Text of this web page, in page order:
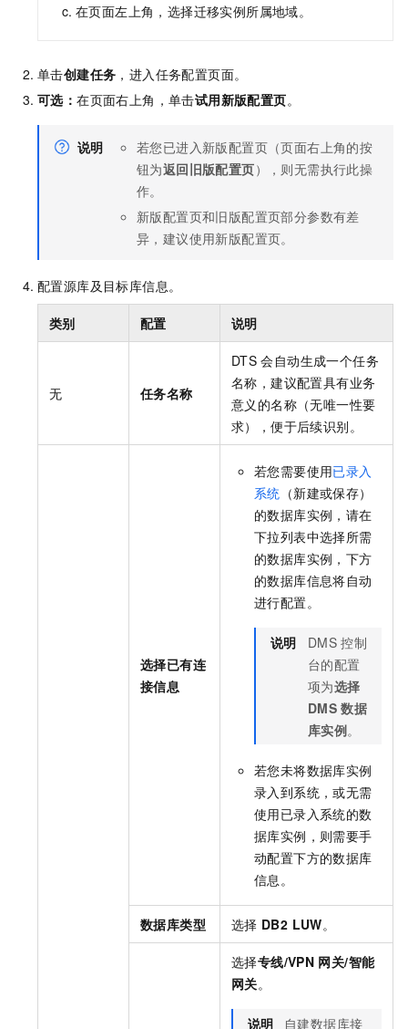
在页面左上角，选择迁移实例所属地域。
单击创建任务 ，进入任务配置页面。
可选：在页面右上角，单击试用新版配置页。
说明
若您已进入新版配置页（页面右上角的按
钮为返回旧版配置页），则无需执行此操
作。
新版配置页和旧版配置页部分参数有差
异，建议使用新版配置页。
配置源库及目标库信息。
类别 配置 说明
无 任务名称
DTS 会自动生成一个任务
名称，建议配置具有业务
意义的名称（无唯一性要
求），便于后续识别。
选择已有连
接信息
若您需要使用已录入
系统 （新建或保存）
的数据库实例，请在
下拉列表中选择所需
的数据库实例，下方
的数据库信息将自动
进行配置。
说明 DMS 控制
台的配置
项为选择
DMS 数据
库实例。
若您未将数据库实例
录入到系统，或无需
使用已录入系统的数
据库实例，则需要手
动配置下方的数据库
信息。
数据库类型 选择 DB2 LUW。
选择专线/VPN 网关/智能
网关。
说明
自建数据库接